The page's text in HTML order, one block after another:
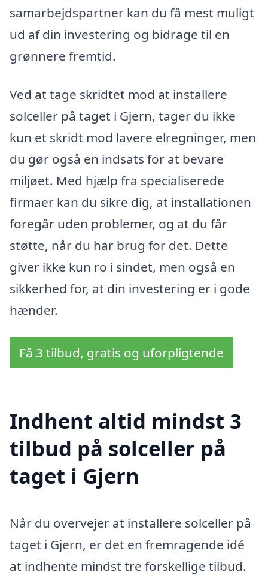
samarbejdspartner kan du få mest muligt
ud af din investering og bidrage til en
grønnere fremtid.
Ved at tage skridtet mod at installere
solceller på taget i Gjern, tager du ikke
kun et skridt mod lavere elregninger, men
du gør også en indsats for at bevare
miljøet. Med hjælp fra specialiserede
firmaer kan du sikre dig, at installationen
foregår uden problemer, og at du får
støtte, når du har brug for det. Dette
giver ikke kun ro i sindet, men også en
sikkerhed for, at din investering er i gode
hænder.
Få 3 tilbud, gratis og uforpligtende
Indhent altid mindst 3
tilbud på solceller på
taget i Gjern
Når du overvejer at installere solceller på
taget i Gjern, er det en fremragende idé
at indhente mindst tre forskellige tilbud.